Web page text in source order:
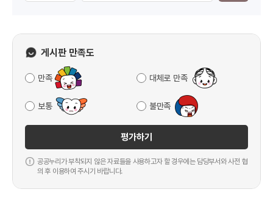
게시판 만족도
만족 대체로 만족
보통 불만족
평가하기
공공누리가 부착되지 않은 자료들을 사용하고자 할 경우에는 담당부서와 사전 협
의 후 이용하여 주시기 바랍니다.